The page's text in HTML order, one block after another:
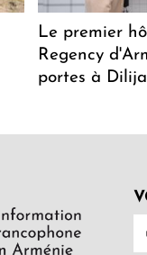
Le premier
Regency
portes à